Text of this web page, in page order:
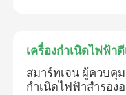
เครื่องกำเนิดไฟฟ้า
สมาร์ทเจน ผู้ควบคุม
กำเนิดไฟฟ้าสำรอง